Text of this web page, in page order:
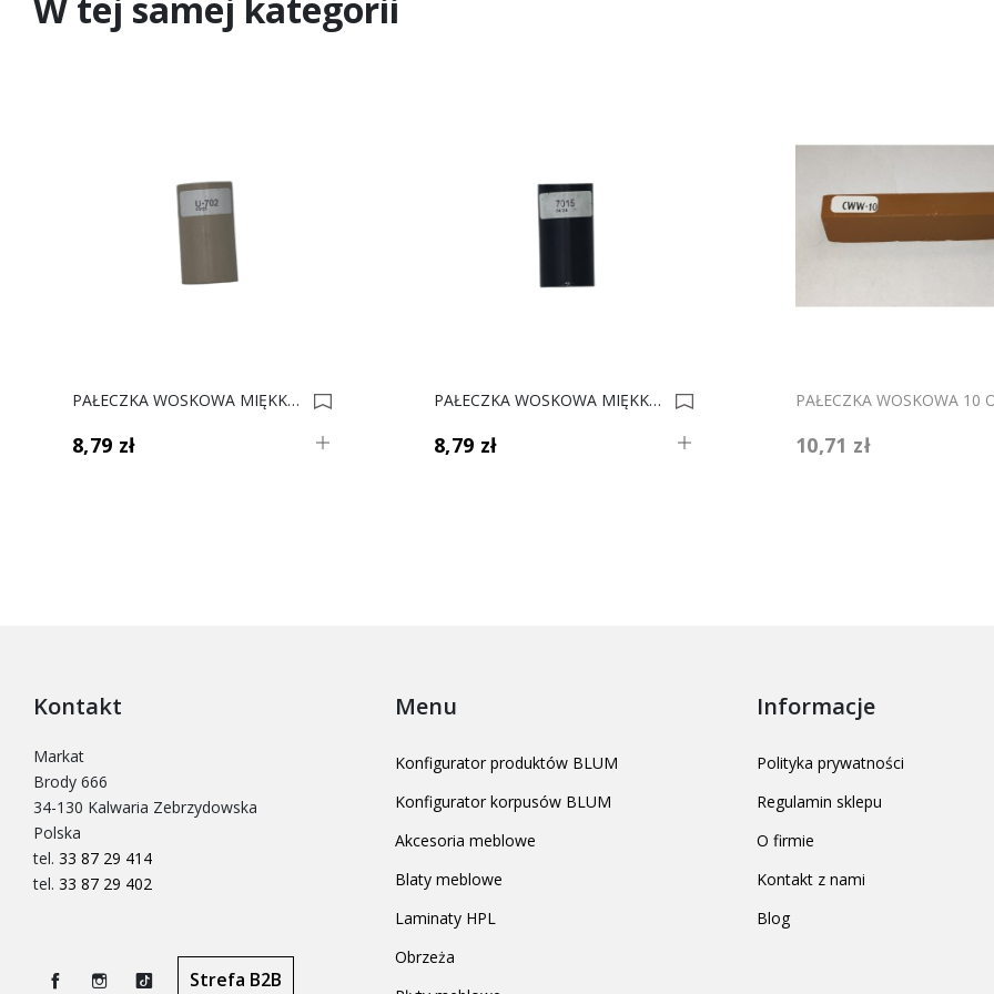
W tej samej kategorii
PAŁECZKA WOSKOWA MIĘKKA F U702 EGGER Kaszmir 0034628
8,79 zł
PAŁECZKA WOSKOWA MIĘKKA F RAL 7015 Antracyt 0034627
8,79 zł 10,71 zł
Kontakt
Markat
Brody 666
34-130 Kalwaria Zebrzydowska
Polska
tel. 33 87 29 414
tel. 33 87 29 402
Strefa B2B
Menu
Konfigurator produktów BLUM
Konfigurator korpusów BLUM
Akcesoria meblowe
Blaty meblowe
Laminaty HPL
Obrzeża
Informacje
Polityka prywatności
Regulamin sklepu
O firmie
Kontakt z nami
Blog